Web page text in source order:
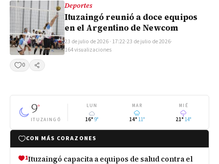
Deportes
Ituzaingó reunió a doce equipos
en el Argentino de Newcom
23 de julio de 2026 · 17:22·23 de julio de 2026·
164 visualizaciones
0
Compartir
9°
ITUZAINGÓ
LUN
16° 9°
MAR
14° 11°
MIÉ
21° 14°
CON MÁS CORAZONES
1Ituzaingó capacita a equipos de salud contra el